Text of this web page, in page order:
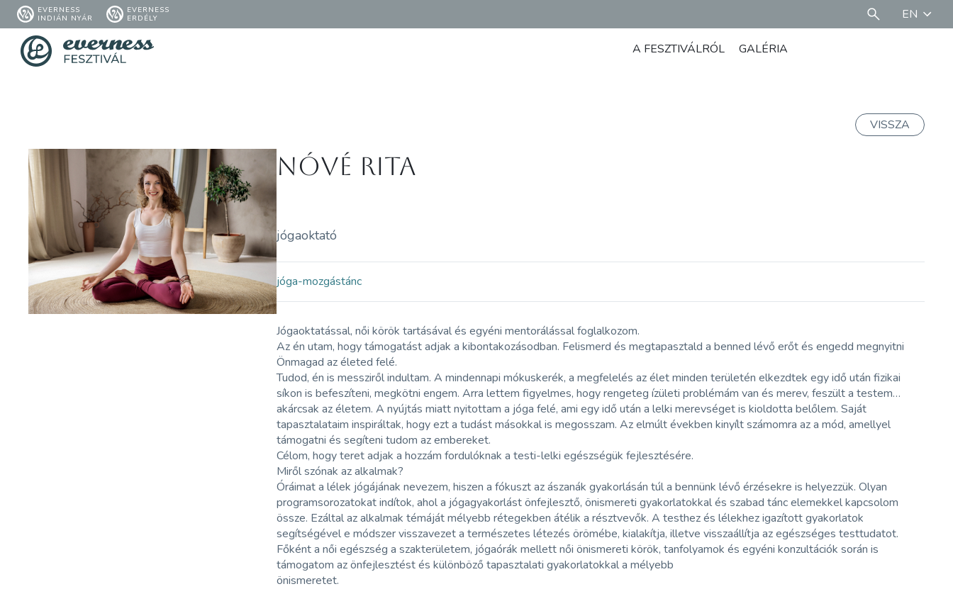
EVERNESS
INDIÁN NYÁR
EVERNESS
ERDÉLY
EN
A FESZTIVÁLRÓL GALÉRIA
VISSZA
Nóvé Rita
jógaoktató
jóga-mozgástánc
Jógaoktatással, női körök tartásával és egyéni mentorálással foglalkozom.
Az én utam, hogy támogatást adjak a kibontakozásodban. Felismerd és megtapasztald a benned lévő erőt és engedd megnyitni
Önmagad az életed felé.
Tudod, én is messziről indultam. A mindennapi mókuskerék, a megfelelés az élet minden területén elkezdtek egy idő után fizikai
síkon is befeszíteni, megkötni engem. Arra lettem figyelmes, hogy rengeteg ízületi problémám van és merev, feszült a testem…
akárcsak az életem. A nyújtás miatt nyitottam a jóga felé, ami egy idő után a lelki merevséget is kioldotta belőlem. Saját
tapasztalataim inspiráltak, hogy ezt a tudást másokkal is megosszam. Az elmúlt években kinyílt számomra az a mód, amellyel
támogatni és segíteni tudom az embereket.
Célom, hogy teret adjak a hozzám fordulóknak a testi-lelki egészségük fejlesztésére.
Miről szónak az alkalmak?
Óráimat a lélek jógájának nevezem, hiszen a fókuszt az ászanák gyakorlásán túl a bennünk lévő érzésekre is helyezzük. Olyan
programsorozatokat indítok, ahol a jógagyakorlást önfejlesztő, önismereti gyakorlatokkal és szabad tánc elemekkel kapcsolom
össze. Ezáltal az alkalmak témáját mélyebb rétegekben átélik a résztvevők. A testhez és lélekhez igazított gyakorlatok
segítségével e módszer visszavezet a természetes létezés örömébe, kialakítja, illetve visszaállítja az egészséges testtudatot.
Főként a női egészség a szakterületem, jógaórák mellett női önismereti körök, tanfolyamok és egyéni konzultációk során is
támogatom az önfejlesztést és különböző tapasztalati gyakorlatokkal a mélyebb
önismeretet.